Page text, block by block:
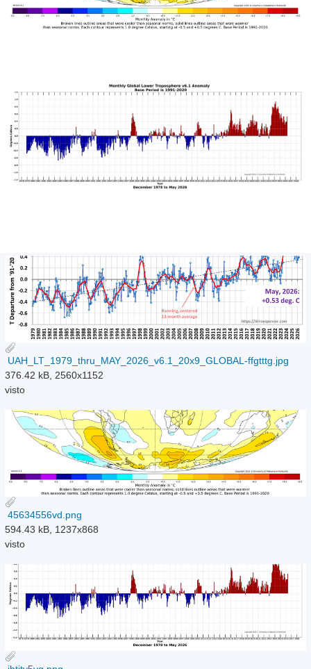
UAH_LT_1979_thru_MAY_2026_v6.1_20x9_GLOBAL-ffgtttg.jpg
376.42 kB, 2560x1152
visto
45634556vd.png
594.43 kB, 1237x868
visto